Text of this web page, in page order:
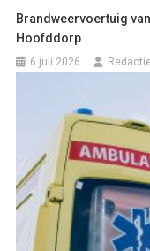
Brandweervoertuig
Hoofddorp
6 juli 2026